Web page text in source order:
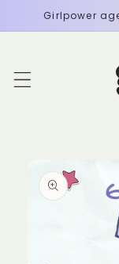
directamente
al contenido
Girlpower
información